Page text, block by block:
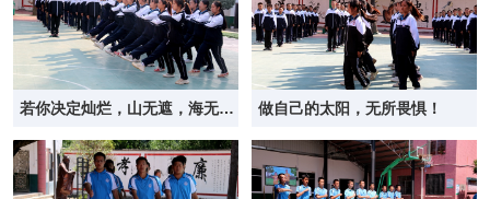
若你决定灿烂，山无遮，海无
做自己的太阳，无所畏惧！